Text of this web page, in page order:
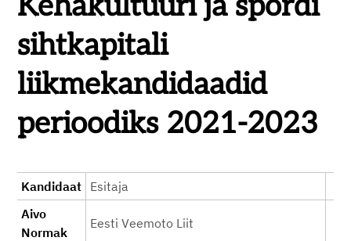
sihtkapitali
liikmekandidaadid
perioodiks 2021-2023
Kandidaat Esitaja
Aivo
Normak
Eesti Veemoto Liit